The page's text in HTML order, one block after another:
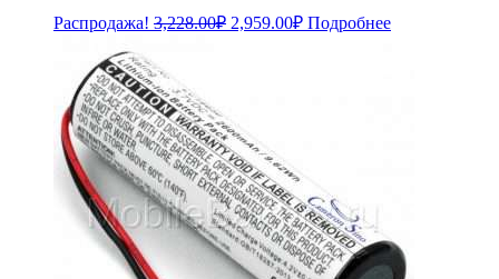
Распродажа! 3,228.00₽ Первоначальная
2,959.00₽Текущая
цена:
Подробнее